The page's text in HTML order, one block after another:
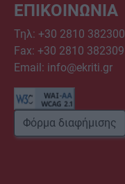
ΕΠΙΚΟΙΝΩΝΙΑ
Τηλ: +30 2810 382300
Fax: +30 2810 382309
Email: info@ekriti.gr
Φόρμα διαφήμισης